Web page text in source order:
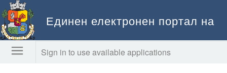
Единен електронен портал на
Столична община
Sign in to use available applications